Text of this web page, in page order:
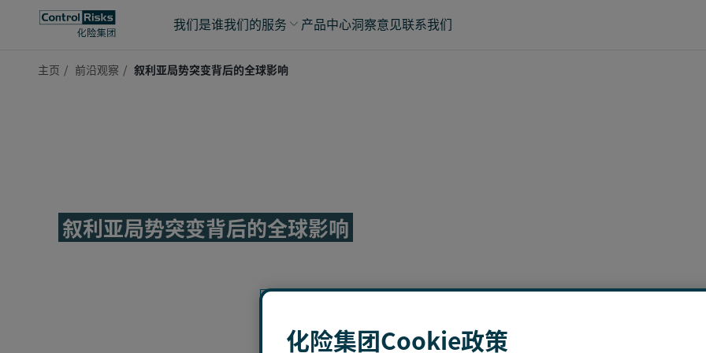
我们是谁我们的服务 产品中心洞察意见联系我们
主页 前沿观察 叙利亚局势突变背后的全球影响
叙利亚局势突变背后的全球影响
化险集团Cookie政策